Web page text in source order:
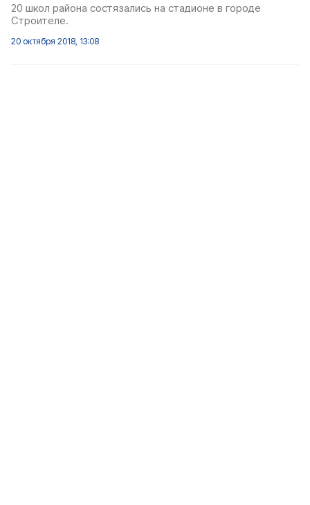
20 школ района состязались на стадионе в городе
Строителе.
20 октября 2018, 13:08